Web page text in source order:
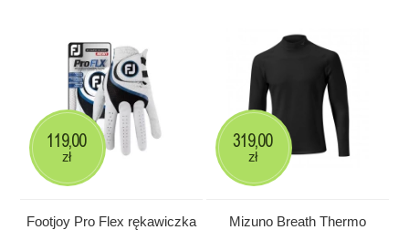
Footjoy Pro Flex rękawiczka
119,00
zł
Mizuno Breath Thermo
319,00
zł